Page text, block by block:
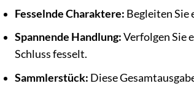
Fesselnde Charaktere: Begleiten Sie
Spannende Handlung:Verfolgen Sie
Schluss fesselt.
Sammlerstück: Diese